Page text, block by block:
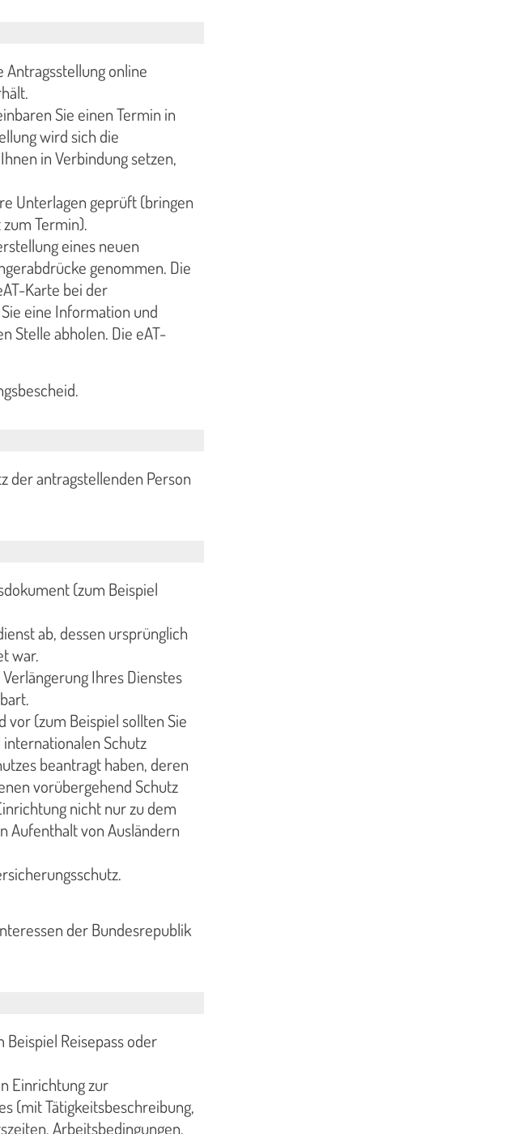
online
Sie einen Termin in
wird sich die
in Verbindung setzen,
Unterlagen geprüft (bringen
Termin).
eines neuen
genommen. Die
Karte bei der
eine Information und
Stelle abholen. Die eAT-
der antragstellenden Person
(zum Beispiel
ab, dessen ursprünglich
war.
Ihres Dienstes
vor (zum Beispiel sollten Sie
Schutz
beantragt haben, deren
vorübergehend Schutz
nicht nur zu dem
Aufenthalt von Ausländern
der Bundesrepublik
Reisepass oder
Einrichtung zur
(mit Tätigkeitsbeschreibung,
Arbeitsbedingungen,